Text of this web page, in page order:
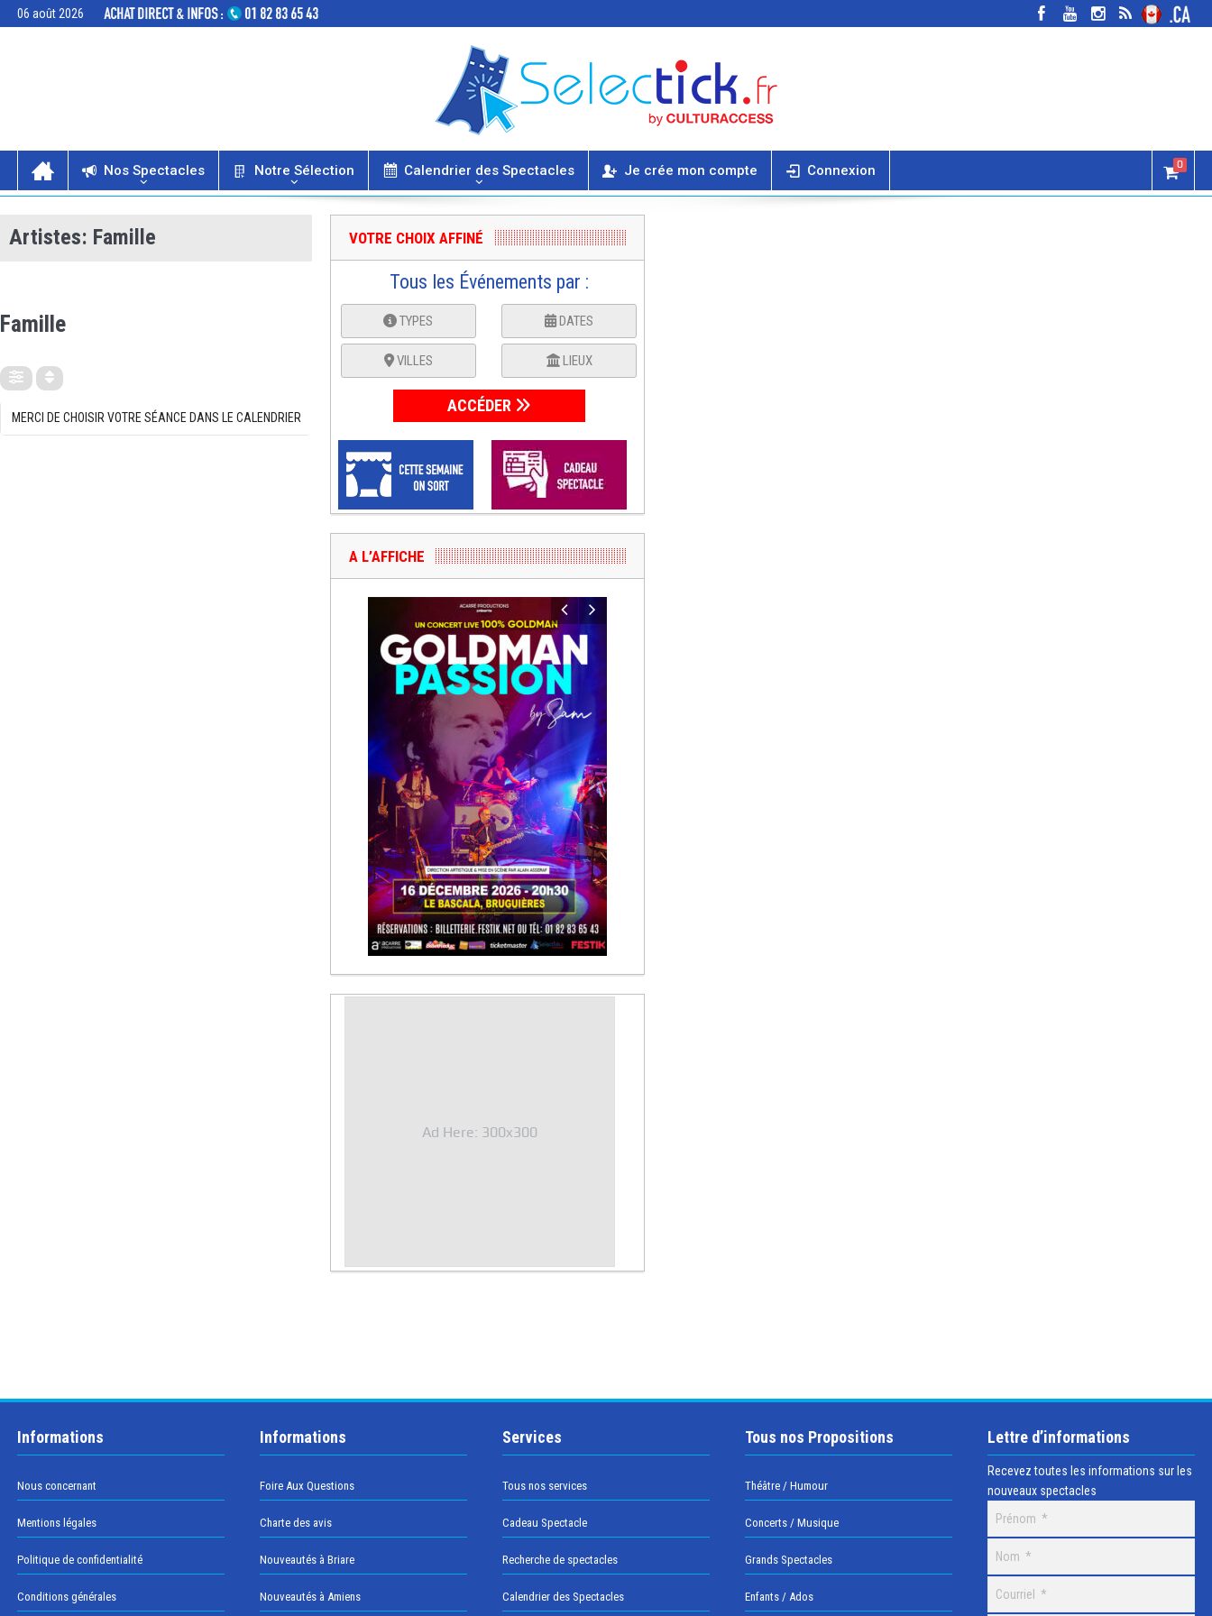
06 août 2026
Nos Spectacles Notre Sélection Calendrier des Spectacles Je crée mon compte Connexion 0
Artistes: Famille
Famille
MERCI DE CHOISIR VOTRE SÉANCE DANS LE CALENDRIER
VOTRE CHOIX AFFINÉ
Tous les Événements par :
TYPES DATES
VILLES LIEUX
ACCÉDER
A L’AFFICHE
Ad Here: 300x300
Informations
Nous concernant
Mentions légales
Politique de confidentialité
Conditions générales
Informations
Foire Aux Questions
Charte des avis
Nouveautés à Briare
Nouveautés à Amiens
Services
Tous nos services
Cadeau Spectacle
Recherche de spectacles
Calendrier des Spectacles
Tous nos Propositions
Théâtre / Humour
Concerts / Musique
Grands Spectacles
Enfants / Ados
Lettre d’informations
Recevez toutes les informations sur les
nouveaux spectacles